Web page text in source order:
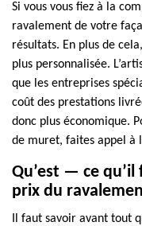
Si vous vous fiez à la
ravalement de votre
résultats. En plus de
plus personnalisée.
que les entreprises
coût des prestations
donc plus économique.
de muret, faites appel à
Qu’est — ce
prix du
Il faut savoir avant tout